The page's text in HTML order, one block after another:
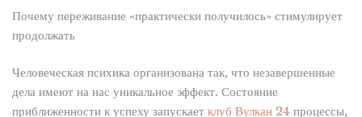
Почему переживание «практически получилось» стимулирует
продолжать
Человеческая психика организована так, что незавершенные
дела имеют на нас уникальное эффект. Состояние
приближенности к успеху запускает клуб Вулкан 24 процессы,